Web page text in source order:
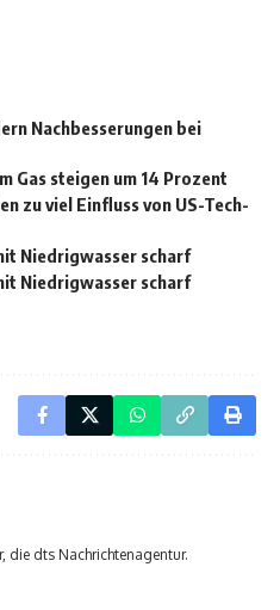
Nachbesserungen bei
Gas steigen um 14 Prozent
zu viel Einfluss von US-Tech-
Niedrigwasser scharf
Niedrigwasser scharf
die dts Nachrichtenagentur.